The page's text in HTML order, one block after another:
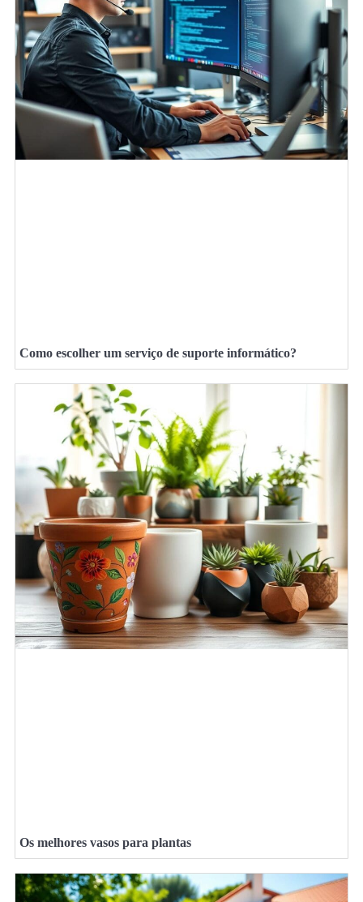
Como escolher um serviço de suporte informático?
Os melhores vasos para plantas